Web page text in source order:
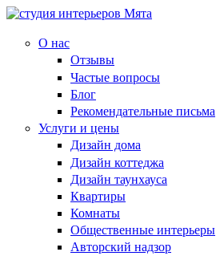
О нас
Отзывы
Частые вопросы
Блог
Рекомендательные письма
Услуги и цены
Дизайн дома
Дизайн коттеджа
Дизайн таунхауса
Квартиры
Комнаты
Общественные интерьеры
Авторский надзор